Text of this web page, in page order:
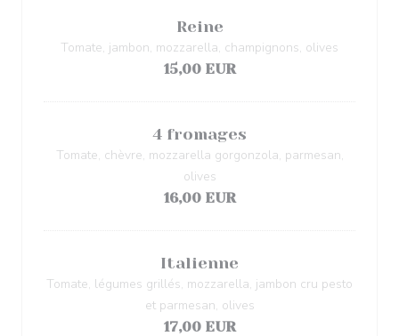
Reine
Tomate, jambon, mozzarella, champignons, olives
15,00 EUR
4 fromages
Tomate, chèvre, mozzarella gorgonzola, parmesan,
olives
16,00 EUR
Italienne
Tomate, légumes grillés, mozzarella, jambon cru pesto
et parmesan, olives
17,00 EUR